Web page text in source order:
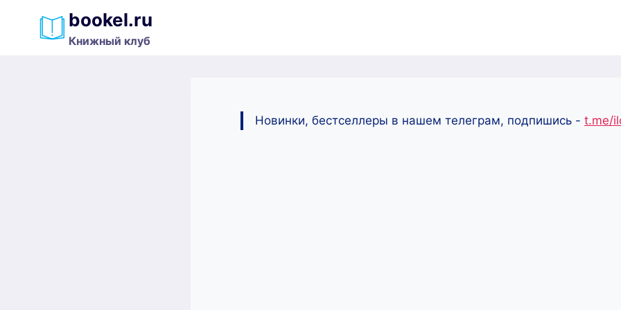
содержимому
bookel.ru
Книжный клуб
Новинки, бестселлеры в нашем телеграм, подпишись - t.me/